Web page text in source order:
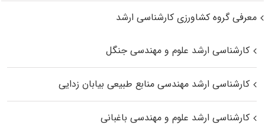
معرفی گروه کشاورزی کارشناسی ارشد
کارشناسی ارشد علوم و مهندسی جنگل
کارشناسی ارشد مهندسی منابع طبیعی بیابان زدایی
کارشناسی ارشد علوم و مهندسی باغبانی